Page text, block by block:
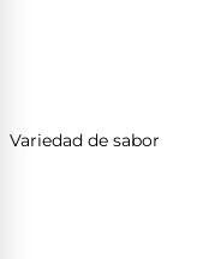
Variedad de sabor